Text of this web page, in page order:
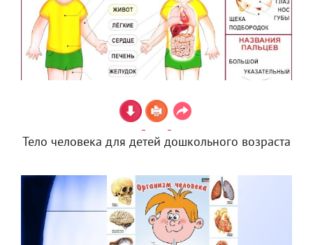
Тело человека для детей дошкольного возраста